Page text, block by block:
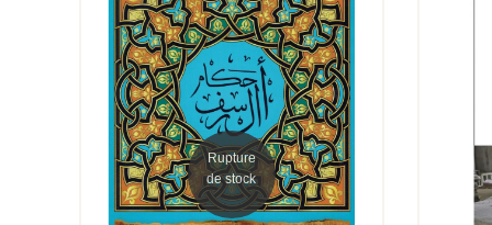
Rupture
de stock